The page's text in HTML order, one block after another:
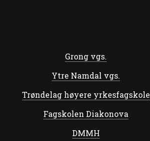
Grong vgs.
Ytre Namdal vgs.
Trøndelag høyere yrkesfagskole
Fagskolen Diakonova
DMMH